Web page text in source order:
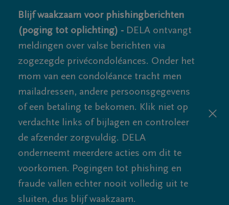
Blijf waakzaam voor phishingberichten
(poging tot oplichting) - DELA ontvangt
meldingen over valse berichten via
zogezegde privécondoléances. Onder het
mom van een condoléance tracht men
mailadressen, andere persoonsgegevens
of een betaling te bekomen. Klik niet op
verdachte links of bijlagen en controleer
de afzender zorgvuldig. DELA
onderneemt meerdere acties om dit te
voorkomen. Pogingen tot phishing en
fraude vallen echter nooit volledig uit te
sluiten, dus blijf waakzaam.